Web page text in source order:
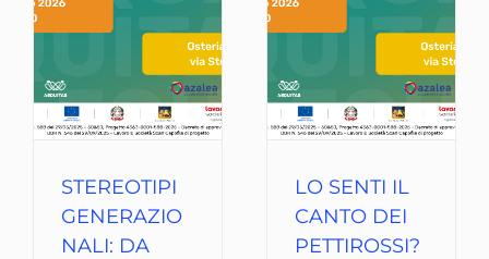
STEREOTIPI
GENERAZIO
NALI: DA
LO SENTI IL
CANTO DEI
PETTIROSSI?